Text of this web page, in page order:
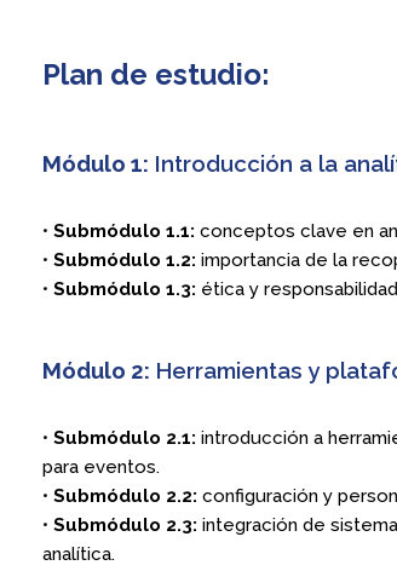
Plan de estudio:
Módulo 1: Introducción a la
• Submódulo 1.1: conceptos clave en
• Submódulo 1.2: importancia de la
• Submódulo 1.3: ética y
Módulo 2: Herramientas y
• Submódulo 2.1: introducción a
para eventos.
• Submódulo 2.2: configuración y
• Submódulo 2.3: integración de
analítica.